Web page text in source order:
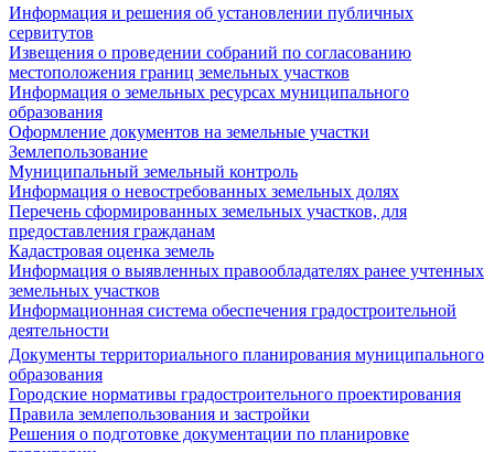
Информация и решения об установлении публичных
сервитутов
Извещения о проведении собраний по согласованию
местоположения границ земельных участков
Информация о земельных ресурсах муниципального
образования
Оформление документов на земельные участки
Землепользование
Муниципальный земельный контроль
Информация о невостребованных земельных долях
Перечень сформированных земельных участков, для
предоставления гражданам
Кадастровая оценка земель
Информация о выявленных правообладателях ранее учтенных
земельных участков
Информационная система обеспечения градостроительной
деятельности
Документы территориального планирования муниципального
образования
Городские нормативы градостроительного проектирования
Правила землепользования и застройки
Решения о подготовке документации по планировке